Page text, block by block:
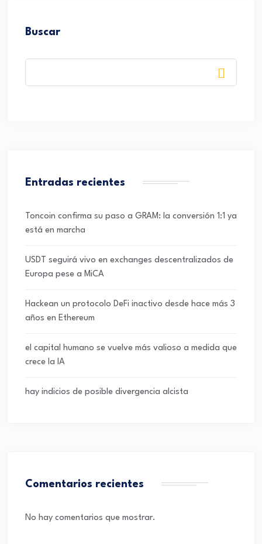
Buscar
Entradas recientes
Toncoin confirma su paso a GRAM: la conversión 1:1 ya
está en marcha
USDT seguirá vivo en exchanges descentralizados de
Europa pese a MiCA
Hackean un protocolo DeFi inactivo desde hace más 3
años en Ethereum
el capital humano se vuelve más valioso a medida que
crece la IA
hay indicios de posible divergencia alcista
Comentarios recientes
No hay comentarios que mostrar.